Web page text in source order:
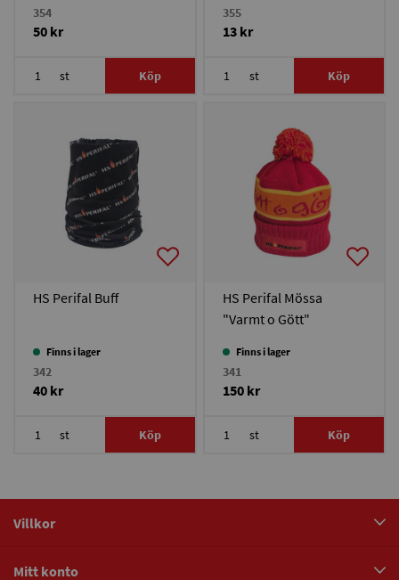
354
50 kr
st Köp
355
13 kr
st Köp
HS Perifal Buff
Finns i lager
342
40 kr
st Köp
HS Perifal Mössa
"Varmt o Gött"
Finns i lager
341
150 kr
st Köp
Villkor
Mitt konto